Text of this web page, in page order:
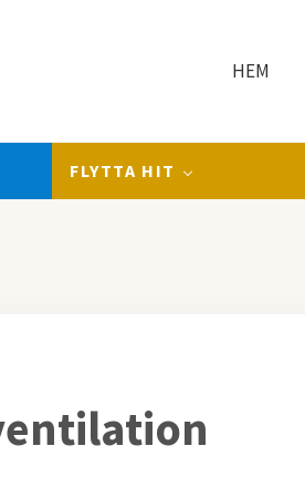
HEM
FLYTTA HIT